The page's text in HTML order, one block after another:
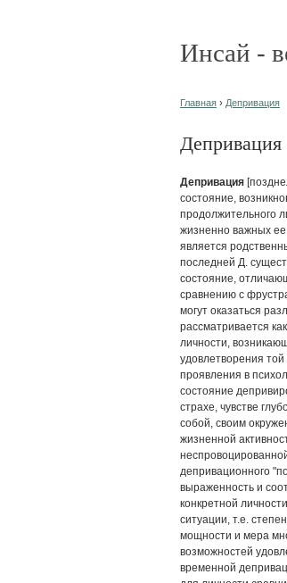
Инсай -
Главная › Депривация
Депривация
Депривация
состояние,
продолжительного
жизненно важных ее
является
последней Д.
состояние,
сравнению с
могут оказаться
рассматривается
личности,
удовлетворения
проявления в
состояние
страхе, чувстве
собой, своим
жизненной
депривационного
выраженность и
конкретной
ситуации, т.е.
мощности и мера
возможностей
временной